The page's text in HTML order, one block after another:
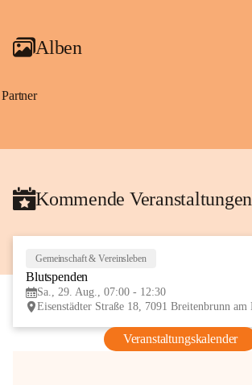
Alben
Partner
Kommende Veranstaltungen
Gemeinschaft & Vereinsleben
Blutspenden
Sa., 29. Aug., 07:00 - 12:30
Veranstaltungskalender